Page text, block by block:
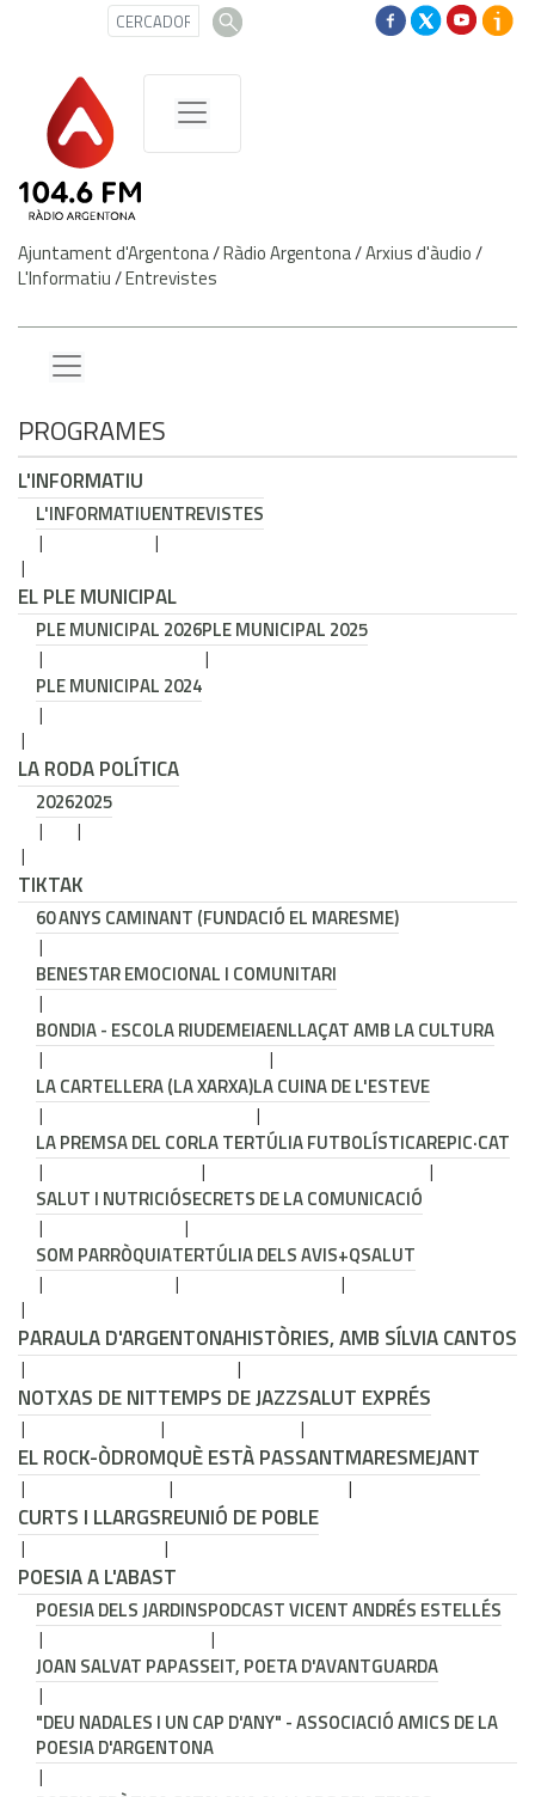
Ajuntament d'Argentona/Ràdio Argentona/Arxius d'àudio/
L'Informatiu/Entrevistes
PROGRAMES
L'INFORMATIU
L'INFORMATIUENTREVISTES
EL PLE MUNICIPAL
PLE MUNICIPAL 2026PLE MUNICIPAL 2025
PLE MUNICIPAL 2024
LA RODA POLÍTICA
20262025
TIKTAK
60 ANYS CAMINANT (FUNDACIÓ EL MARESME)
BENESTAR EMOCIONAL I COMUNITARI
BONDIA - ESCOLA RIUDEMEIAENLLAÇAT AMB LA CULTURA
LA CARTELLERA (LA XARXA)LA CUINA DE L'ESTEVE
LA PREMSA DEL CORLA TERTÚLIA FUTBOLÍSTICAREPIC·CAT
SALUT I NUTRICIÓSECRETS DE LA COMUNICACIÓ
SOM PARRÒQUIATERTÚLIA DELS AVIS+QSALUT
PARAULA D'ARGENTONAHISTÒRIES, AMB SÍLVIA CANTOS
NOTXAS DE NITTEMPS DE JAZZSALUT EXPRÉS
EL ROCK-ÒDROMQUÈ ESTÀ PASSANTMARESMEJANT
CURTS I LLARGSREUNIÓ DE POBLE
POESIA A L'ABAST
POESIA DELS JARDINSPODCAST VICENT ANDRÉS ESTELLÉS
JOAN SALVAT PAPASSEIT, POETA D'AVANTGUARDA
"DEU NADALES I UN CAP D'ANY" - ASSOCIACIÓ AMICS DE LA
POESIA D'ARGENTONA